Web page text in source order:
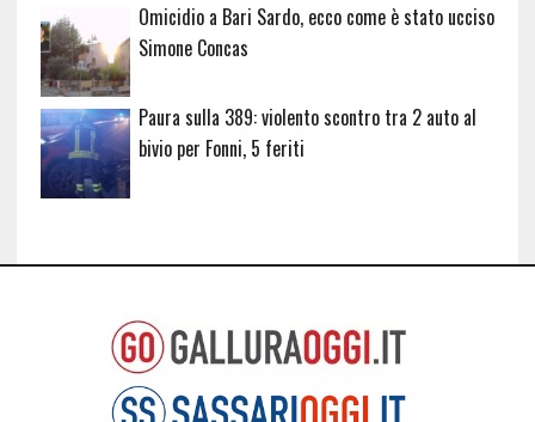
Omicidio a Bari Sardo, ecco come è stato ucciso
Simone Concas
Paura sulla 389: violento scontro tra 2 auto al
bivio per Fonni, 5 feriti